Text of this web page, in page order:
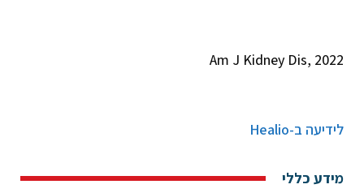
Am J Kidney Dis, 2022
לידיעה ב-Healio
מידע כללי